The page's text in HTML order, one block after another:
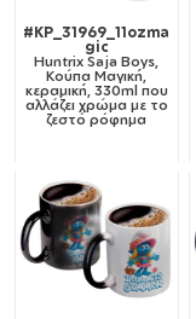
#KP_31969_11ozma
gic
Huntrix Saja Boys,
Κούπα Μαγική,
κεραμική, 330ml που
αλλάζει χρώμα με το
ζεστό ρόφημα